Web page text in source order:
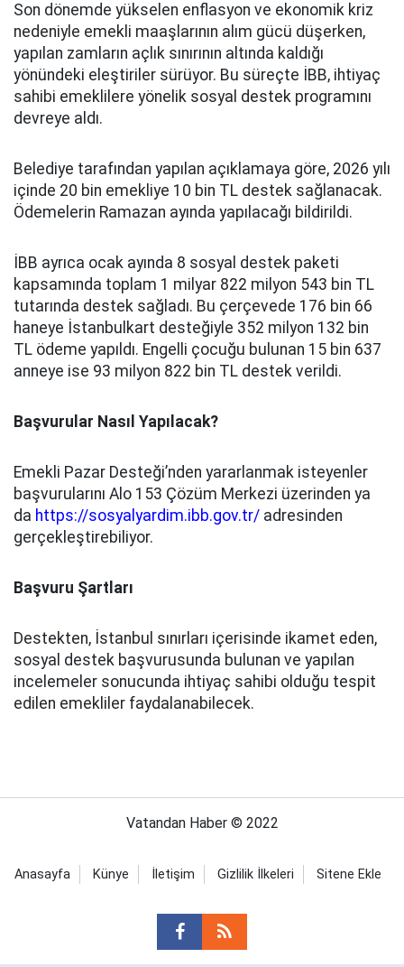
Son dönemde yükselen enflasyon ve ekonomik kriz
nedeniyle emekli maaşlarının alım gücü düşerken,
yapılan zamların açlık sınırının altında kaldığı
yönündeki eleştiriler sürüyor. Bu süreçte İBB, ihtiyaç
sahibi emeklilere yönelik sosyal destek programını
devreye aldı.
Belediye tarafından yapılan açıklamaya göre, 2026 yılı
içinde 20 bin emekliye 10 bin TL destek sağlanacak.
Ödemelerin Ramazan ayında yapılacağı bildirildi.
İBB ayrıca ocak ayında 8 sosyal destek paketi
kapsamında toplam 1 milyar 822 milyon 543 bin TL
tutarında destek sağladı. Bu çerçevede 176 bin 66
haneye İstanbulkart desteğiyle 352 milyon 132 bin
TL ödeme yapıldı. Engelli çocuğu bulunan 15 bin 637
anneye ise 93 milyon 822 bin TL destek verildi.
Başvurular Nasıl Yapılacak?
Emekli Pazar Desteği’nden yararlanmak isteyenler
başvurularını Alo 153 Çözüm Merkezi üzerinden ya
da https://sosyalyardim.ibb.gov.tr/ adresinden
gerçekleştirebiliyor.
Başvuru Şartları
Destekten, İstanbul sınırları içerisinde ikamet eden,
sosyal destek başvurusunda bulunan ve yapılan
incelemeler sonucunda ihtiyaç sahibi olduğu tespit
edilen emekliler faydalanabilecek.
Vatandan Haber © 2022
Anasayfa Künye İletişim Gizlilik İlkeleri Sitene Ekle